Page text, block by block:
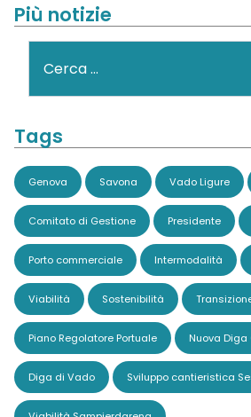
Più notizie
Tags
Genova Savona Vado Ligure
Comitato di Gestione Presidente
Porto commerciale Intermodalità
Viabilità Sostenibilità
Piano Regolatore Portuale Nuova Diga
Diga di Vado Sviluppo cantieristica